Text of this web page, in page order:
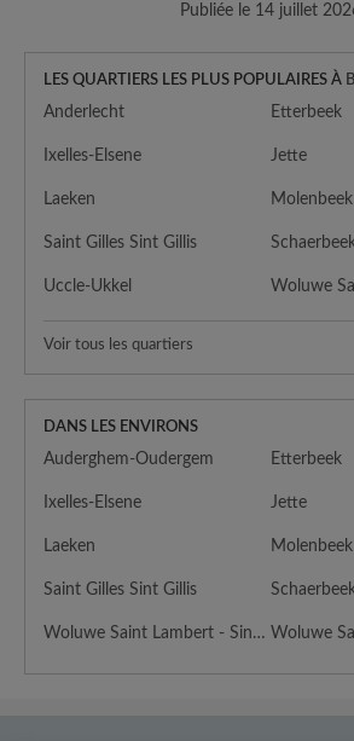
Publiée le 14 juillet
LES QUARTIERS LES PLUS POPULAIRES À
Anderlecht Etterbeek
Ixelles-Elsene Jette
Laeken
Saint Gilles Sint Gillis
Uccle-Ukkel
Voir tous les quartiers
DANS LES ENVIRONS
Auderghem-Oudergem Etterbeek
Ixelles-Elsene Jette
Laeken
Saint Gilles Sint Gillis
Woluwe Saint Lambert - Sint Lambrechts Woluwe